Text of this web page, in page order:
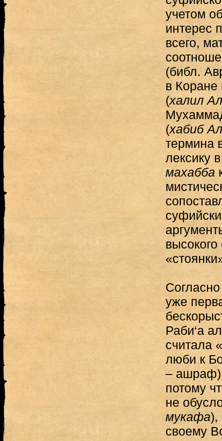
учетом
интерес
всего,
(библ.
в Коране
(халил
(хабиб
термина
лексику
махабба
высокого
уже
Раби‘а
считала
люби к
– ашраф)
потому
не
мукафа),
своему